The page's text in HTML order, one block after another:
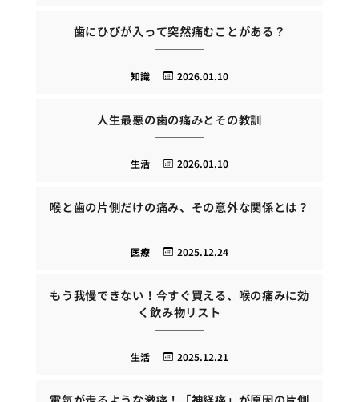
歯にひびが入って突然痛むことがある？
2026.01.10
知識
人生最悪の歯の痛みとその教訓
2026.01.10
生活
喉と歯の片側だけの痛み、その意外な関係とは？
2025.12.24
医療
もう我慢できない！今すぐ買える、喉の痛みに効
く飲み物リスト
2025.12.21
生活